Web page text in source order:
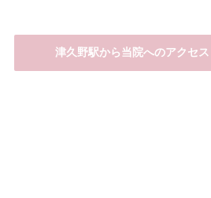
津久野駅から当院へのアクセス